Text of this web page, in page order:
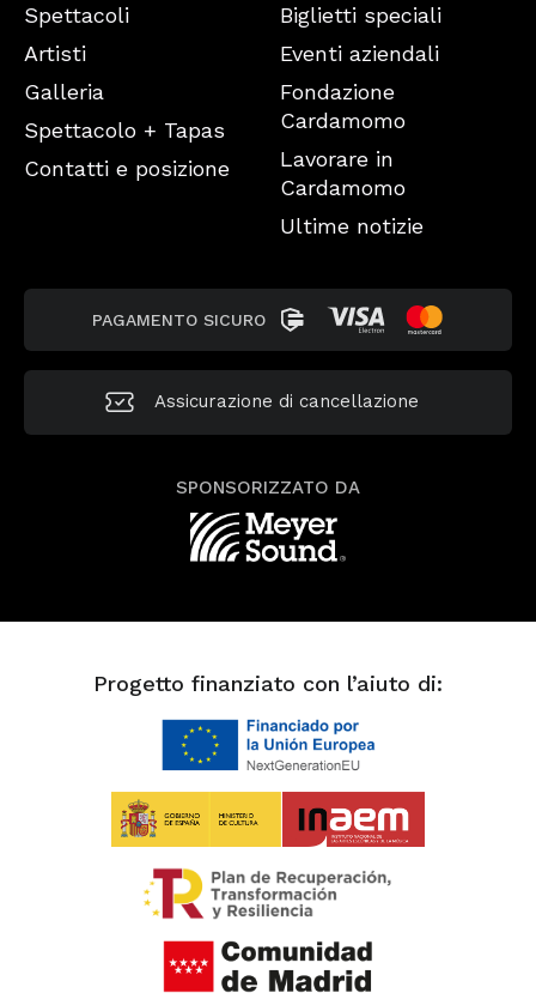
Spettacoli
Artisti
Galleria
Spettacolo + Tapas
Contatti e posizione
Biglietti speciali
Eventi aziendali
Fondazione
Cardamomo
Lavorare in
Cardamomo
Ultime notizie
PAGAMENTO SICURO
Assicurazione di cancellazione
SPONSORIZZATO DA
Progetto finanziato con l’aiuto di: